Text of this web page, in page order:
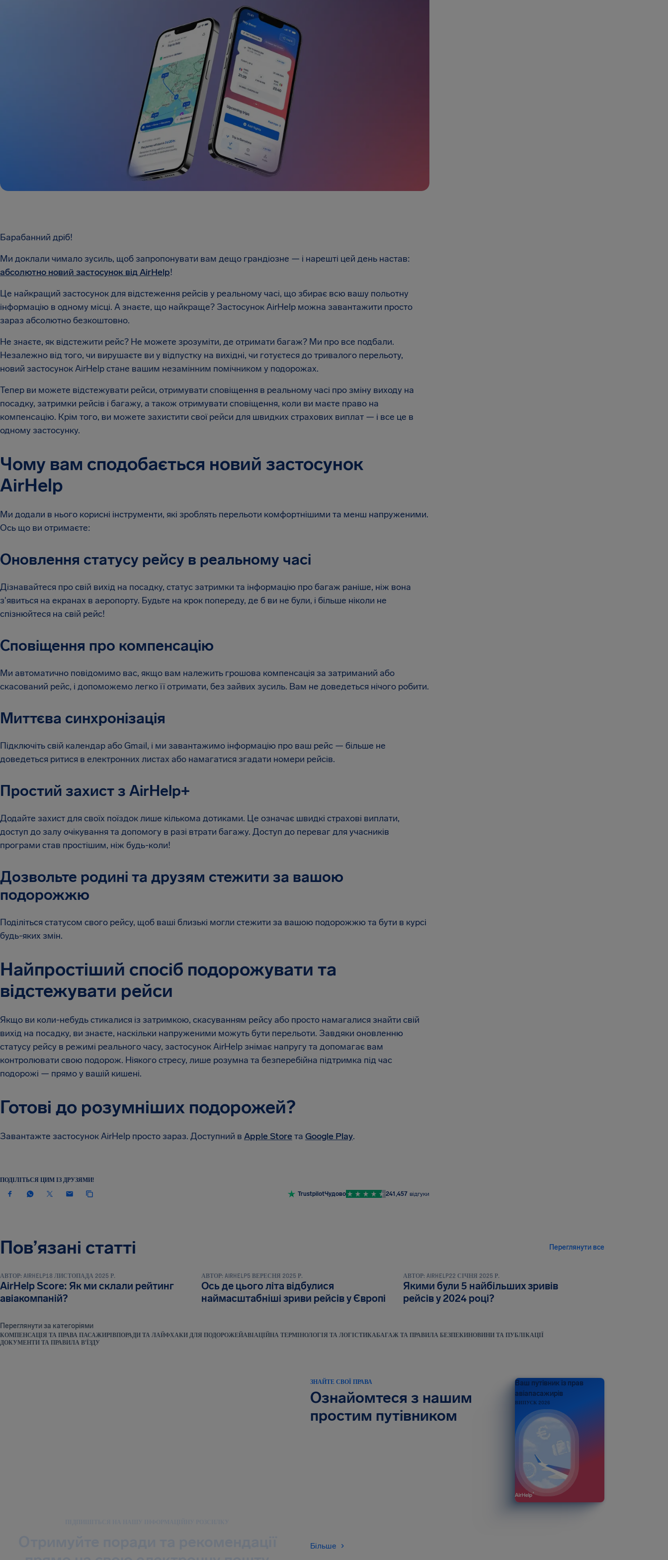
Барабанний дріб!
Ми доклали чимало зусиль, щоб запропонувати вам дещо грандіозне — і нарешті цей день настав:
абсолютно новий застосунок від AirHelp!
Це найкращий застосунок для відстеження рейсів у реальному часі, що збирає всю вашу польотну
інформацію в одному місці. А знаєте, що найкраще? Застосунок AirHelp можна завантажити просто
зараз абсолютно безкоштовно.
Не знаєте, як відстежити рейс? Не можете зрозуміти, де отримати багаж? Ми про все подбали.
Незалежно від того, чи вирушаєте ви у відпустку на вихідні, чи готуєтеся до тривалого перельоту,
новий застосунок AirHelp стане вашим незамінним помічником у подорожах.
Тепер ви можете відстежувати рейси, отримувати сповіщення в реальному часі про зміну виходу на
посадку, затримки рейсів і багажу, а також отримувати сповіщення, коли ви маєте право на
компенсацію. Крім того, ви можете захистити свої рейси для швидких страхових виплат — і все це в
одному застосунку.
Чому вам сподобається новий застосунок
AirHelp
Ми додали в нього корисні інструменти, які зроблять перельоти комфортнішими та менш напруженими.
Ось що ви отримаєте:
Оновлення статусу рейсу в реальному часі
Дізнавайтеся про свій вихід на посадку, статус затримки та інформацію про багаж раніше, ніж вона
з'явиться на екранах в аеропорту. Будьте на крок попереду, де б ви не були, і більше ніколи не
спізнюйтеся на свій рейс!
Сповіщення про компенсацію
Ми автоматично повідомимо вас, якщо вам належить грошова компенсація за затриманий або
скасований рейс, і допоможемо легко її отримати, без зайвих зусиль. Вам не доведеться нічого робити.
Миттєва синхронізація
Підключіть свій календар або Gmail, і ми завантажимо інформацію про ваш рейс — більше не
доведеться ритися в електронних листах або намагатися згадати номери рейсів.
Простий захист з AirHelp+
Додайте захист для своїх поїздок лише кількома дотиками. Це означає швидкі страхові виплати,
доступ до залу очікування та допомогу в разі втрати багажу. Доступ до переваг для учасників
програми став простішим, ніж будь-коли!
Дозвольте родині та друзям стежити за вашою
подорожжю
Поділіться статусом свого рейсу, щоб ваші близькі могли стежити за вашою подорожжю та бути в курсі
будь-яких змін.
Найпростіший спосіб подорожувати та
відстежувати рейси
Якщо ви коли-небудь стикалися із затримкою, скасуванням рейсу або просто намагалися знайти свій
вихід на посадку, ви знаєте, наскільки напруженими можуть бути перельоти. Завдяки оновленню
статусу рейсу в режимі реального часу, застосунок AirHelp знімає напругу та допомагає вам
контролювати свою подорож. Ніякого стресу, лише розумна та безперебійна підтримка під час
подорожі — прямо у вашій кишені.
Готові до розумніших подорожей?
Завантажте застосунок AirHelp просто зараз. Доступний в Apple Storeта Google Play.
ПОДІЛІТЬСЯ ЦИМ ІЗ ДРУЗЯМИ!
TrustpilotЧудово 241,457 відгуки
Пов’язані статті Переглянути все
НОВИНИ ТА ПУБЛІКАЦІЇ
АВТОР: AIRHELP18 ЛИСТОПАДА 2025 Р.
AirHelp Score: Як ми склали рейтинг
авіакомпаній?
АВТОР: AIRHELP5 ВЕРЕСНЯ 2025 Р.
Ось де цього літа відбулися
наймасштабніші зриви рейсів у Європі
АВТОР: AIRHELP22 СІЧНЯ 2025 Р.
Якими були 5 найбільших зривів
рейсів у 2024 році?
Переглянути за категоріями
КОМПЕНСАЦІЯ ТА ПРАВА ПАСАЖИРІВПОРАДИ ТА ЛАЙФХАКИ ДЛЯ ПОДОРОЖЕЙАВІАЦІЙНА ТЕРМІНОЛОГІЯ ТА ЛОГІСТИКАБАГАЖ ТА ПРАВИЛА БЕЗПЕКИНОВИНИ ТА ПУБЛІКАЦІЇ
ДОКУМЕНТИ ТА ПРАВИЛА В’ЇЗДУ
ЗНАЙТЕ СВОЇ ПРАВА
Ознайомтеся з нашим
простим путівником
Більше
Ваш путівник із прав
авіапасажирів
ВИПУСК 2026